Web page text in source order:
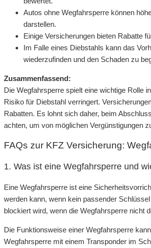
Autos ohne Wegfahrsperre können
darstellen.
Einige Versicherungen bieten Rabatte
Im Falle eines Diebstahls kann das
wiederzufinden und den Schaden zu
Zusammenfassend:
Die Wegfahrsperre spielt eine wichtige Rolle
Risiko für Diebstahl verringert.
Rabatten. Es lohnt sich daher, beim
achten, um von möglichen Vergünstigungen
FAQs zur KFZ Versicherung:
1. Was ist eine Wegfahrsperre und
Eine Wegfahrsperre ist eine
werden kann, wenn kein passender
blockiert wird, wenn die Wegfahrsperre nicht
Die Funktionsweise einer Wegfahrsperre
Wegfahrsperre mit einem Transponder im